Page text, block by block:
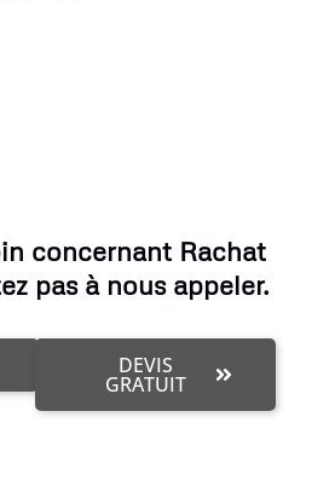
concernant Rachat
pas à nous appeler.
DEVIS
GRATUIT